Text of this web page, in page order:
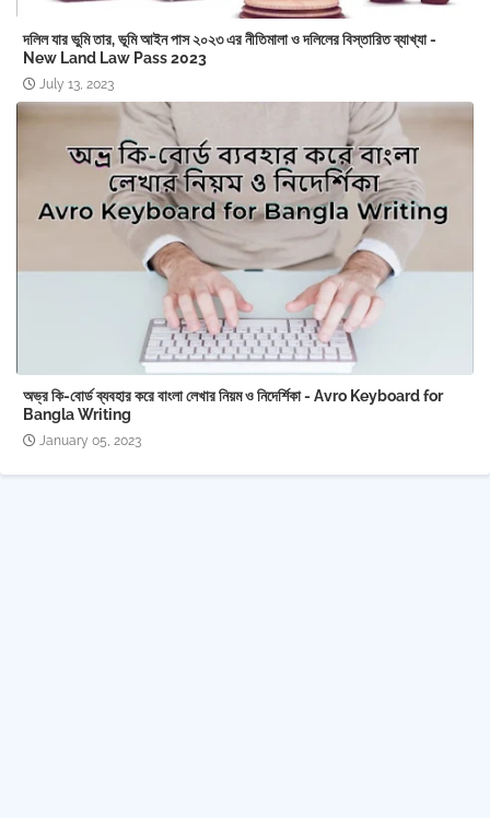
দলিল যার ভুমি তার, ভূমি আইন পাস ২০২৩ এর নীতিমালা ও দলিলের বিস্তারিত ব্যাখ্যা -
New Land Law Pass 2023
July 13, 2023
অভ্র কি-বোর্ড ব্যবহার করে বাংলা লেখার নিয়ম ও নিদের্শিকা - Avro Keyboard for
Bangla Writing
January 05, 2023